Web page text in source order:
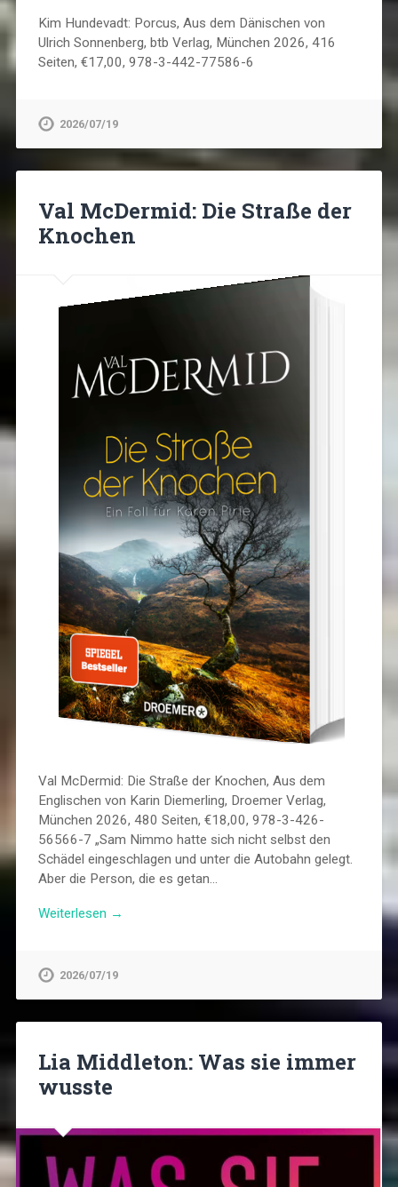
Kim Hundevadt: Porcus, Aus dem Dänischen von
Ulrich Sonnenberg, btb Verlag, München 2026, 416
Seiten, €17,00, 978-3-442-77586-6
2026/07/19
Val McDermid: Die Straße der
Knochen
Val McDermid: Die Straße der Knochen, Aus dem
Englischen von Karin Diemerling, Droemer Verlag,
München 2026, 480 Seiten, €18,00, 978-3-426-
56566-7 „Sam Nimmo hatte sich nicht selbst den
Schädel eingeschlagen und unter die Autobahn gelegt.
Aber die Person, die es getan…
Weiterlesen →
2026/07/19
Lia Middleton: Was sie immer
wusste